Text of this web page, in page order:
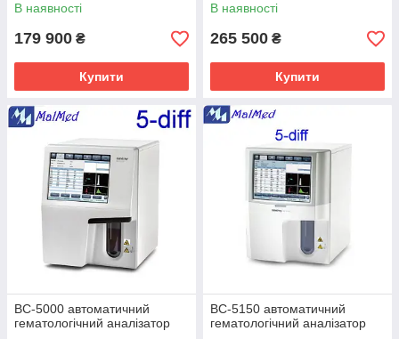
В наявності
179 900 ₴
Купити
В наявності
265 500 ₴
Купити
BC-5000 автоматичний
гематологічний аналізатор
BC-5150 автоматичний
гематологічний аналізатор